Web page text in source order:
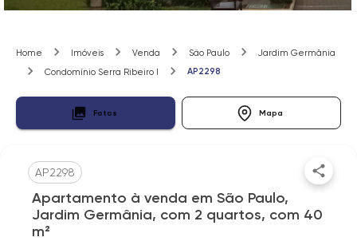
Home Imóveis Venda São Paulo
Jardim Germânia
Condomínio Serra Ribeiro I
AP2298
Fotos Mapa
AP2298
Apartamento à venda em São Paulo,
Jardim Germânia, com 2 quartos, com 40
m²